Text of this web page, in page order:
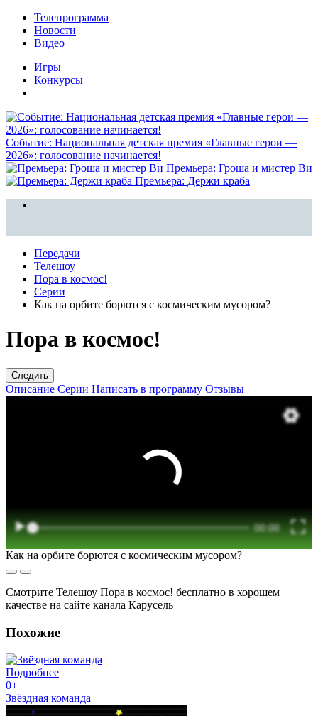
Телепрограмма
Новости
Видео
Игры
Конкурсы
Событие: Национальная детская премия «Главные герои —
2026»: голосование начинается!
Премьера: Гроша и мистер Ви
Премьера: Держи краба
Передачи
Телешоу
Пора в космос!
Серии
Как на орбите борются с космическим мусором?
Пора в космос!
Следить
Описание Серии Написать в программу Отзывы
Как на орбите борются с космическим мусором?
Смотрите Телешоу Пора в космос! бесплатно в хорошем
качестве на сайте канала Карусель
Похожие
Подробнее
0+
Звёздная команда